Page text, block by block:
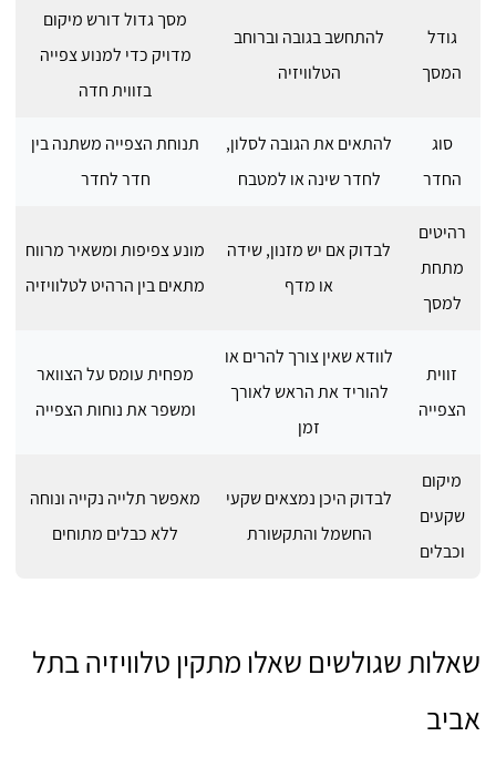
גודל
המסך
להתחשב בגובה וברוחב
הטלוויזיה
מסך גדול דורש מיקום
מדויק כדי למנוע צפייה
בזווית חדה
סוג
החדר
להתאים את הגובה לסלון,
לחדר שינה או למטבח
תנוחת הצפייה משתנה בין
חדר לחדר
רהיטים
מתחת
למסך
לבדוק אם יש מזנון, שידה
או מדף
מונע צפיפות ומשאיר מרווח
מתאים בין הרהיט לטלוויזיה
זווית
הצפייה
לוודא שאין צורך להרים או
להוריד את הראש לאורך
זמן
מפחית עומס על הצוואר
ומשפר את נוחות הצפייה
מיקום
שקעים
וכבלים
לבדוק היכן נמצאים שקעי
החשמל והתקשורת
מאפשר תלייה נקייה ונוחה
ללא כבלים מתוחים
שאלות שגולשים שאלו מתקין טלוויזיה בתל
אביב